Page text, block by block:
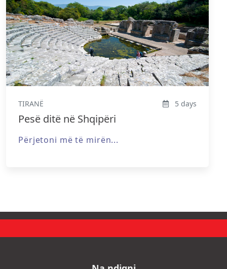
TIRANË 5 days
Pesë ditë në Shqipëri
Përjetoni më të mirën...